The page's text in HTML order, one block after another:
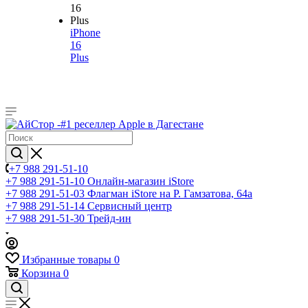
iPhone
16
Plus
+7 988 291-51-10
+7 988 291-51-10 Онлайн-магазин iStore
+7 988 291-51-03 Флагман iStore на Р. Гамзатова, 64а
+7 988 291-51-14 Сервисный центр
+7 988 291-51-30 Трейд-ин
Избранные товары 0
Корзина 0